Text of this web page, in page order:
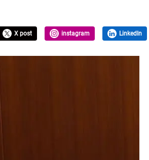
X post instagram LinkedIn